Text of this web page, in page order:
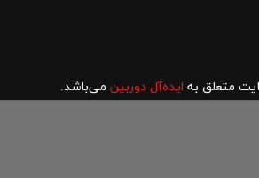
متعلق به ایده‌آل دوربین می‌باشد.